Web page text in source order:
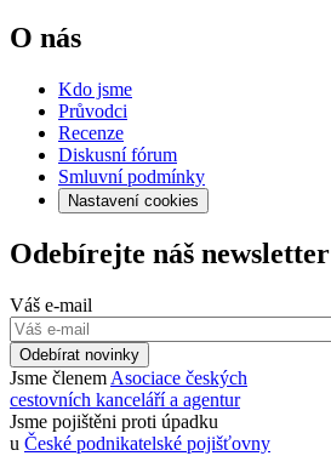
O nás
Kdo jsme
Průvodci
Recenze
Diskusní fórum
Smluvní podmínky
Nastavení cookies
Odebírejte náš newsletter
Váš e-mail
Odebírat novinky
Jsme členem Asociace českých
cestovních kanceláří a agentur
Jsme pojištěni proti úpadku
u České podnikatelské pojišťovny